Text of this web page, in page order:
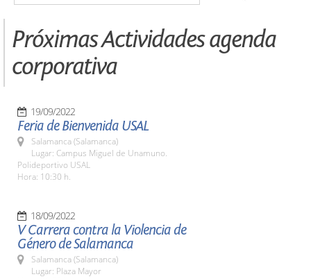
Próximas Actividades agenda
corporativa
19/09/2022
Feria de Bienvenida USAL
Salamanca (Salamanca)
Lugar: Campus Miguel de Unamuno.
Polideportivo USAL
Hora: 10:30 h.
18/09/2022
V Carrera contra la Violencia de
Género de Salamanca
Salamanca (Salamanca)
Lugar: Plaza Mayor